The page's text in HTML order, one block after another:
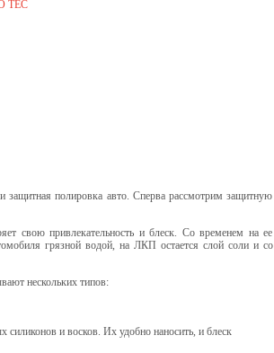
защитная полировка авто. Сперва рассмотрим защитную
свою привлекательность и блеск. Со временем на ее
грязной водой, на ЛКП остается слой соли и со
нескольких типов:
силиконов и восков. Их удобно наносить, и блеск